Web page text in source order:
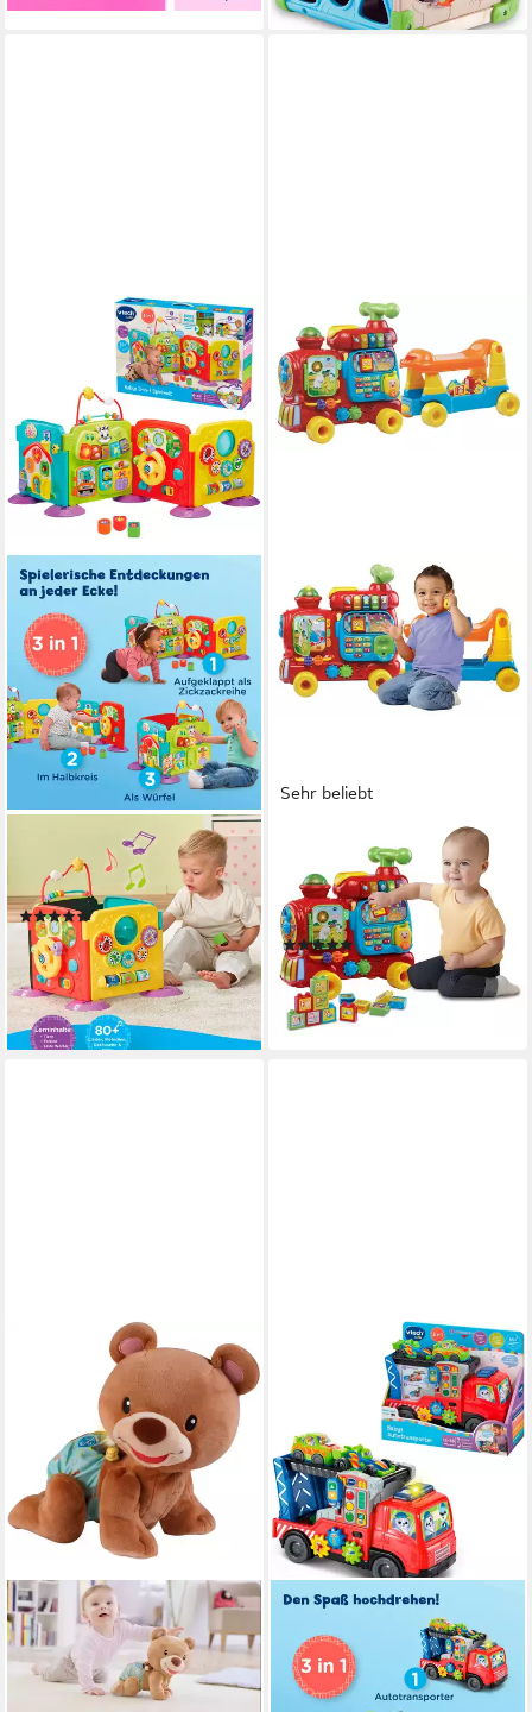
Lernspielzeug Babys 3-in-1
Spielwelt, mit Licht und Sound
(10)
37,99 € UVP45,99 €
-17%
lieferbar - in 2-4 Werktagen bei dir
Sehr beliebt
Spielzeug-Eisenbahn
VTechBaby, ABC-Eisenbahn,
(15-tlg)
(245)
ab 49,99 € UVP69,99 €
-29%
lieferbar - in 2-4 Werktagen bei dir